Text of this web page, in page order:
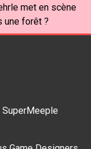
met en scène
une forêt ?